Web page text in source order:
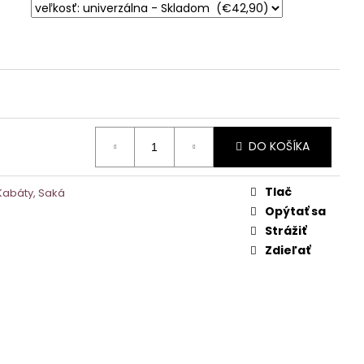
DO KOŠÍKA
Saká
Tlač
Opýtať sa
Strážiť
Zdieľať